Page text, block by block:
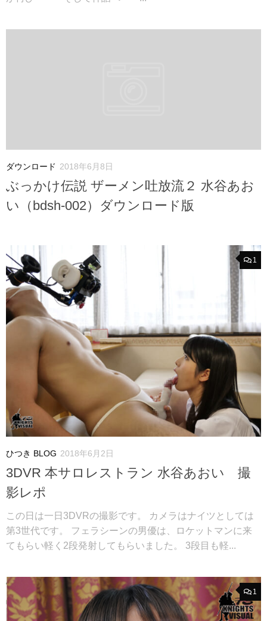
ダウンロード 2018年6月8日
ぶっかけ伝説 ザーメン吐放流２ 水谷あお
い（bdsh-002）ダウンロード版
1
ひつき BLOG 2018年6月2日
3DVR 本サロレストラン 水谷あおい 撮
影レポ
この日は一日3DVRの撮影です。 カメラはナイツとしては
第3世代です。 フェラシーンの男優は、ロケットマンに来
てもらい軽く2段発射してもらいました。 3段目も軽...
1